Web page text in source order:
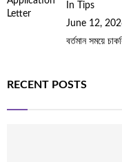
In Tips
June 12,
বর্তমান সময়ে
RECENT POSTS